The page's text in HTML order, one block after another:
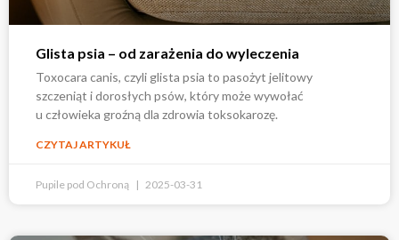
Glista psia – od zarażenia do wyleczenia
Toxocara canis, czyli glista psia to pasożyt jelitowy
szczeniąt i dorosłych psów, który może wywołać
u człowieka groźną dla zdrowia toksokarozę.
CZYTAJ ARTYKUŁ
Pupile pod Ochroną 2025-03-31